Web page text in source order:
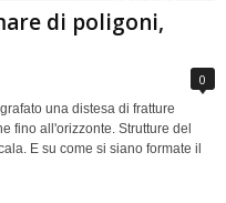
di poligoni,
0
una distesa di fratture
fino all'orizzonte. Strutture del
E su come si siano formate il